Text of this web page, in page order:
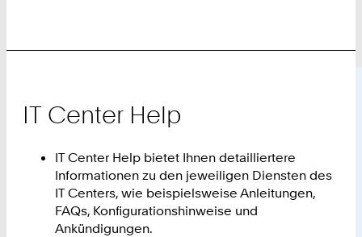
IT Center Help
IT Center Help bietet Ihnen detailliertere
Informationen zu den jeweiligen Diensten des
IT Centers, wie beispielsweise Anleitungen,
FAQs, Konfigurationshinweise und
Ankündigungen.